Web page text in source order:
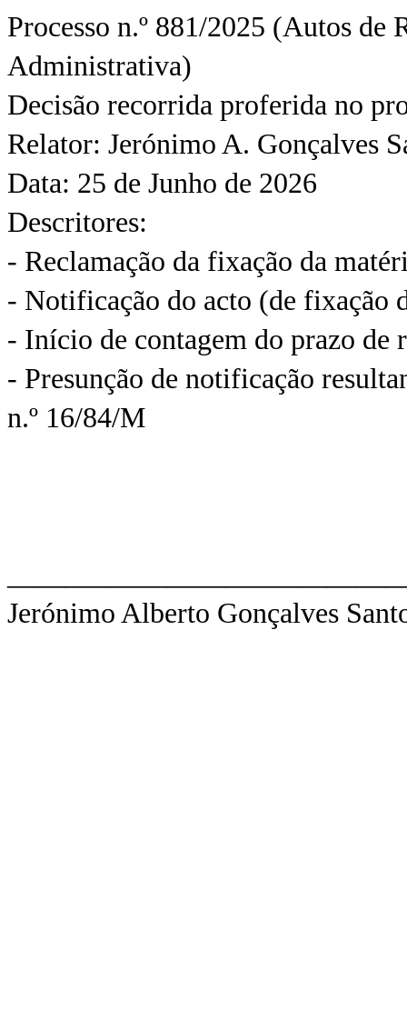
Processo n.º 881/2025 (Autos
Administrativa)
Decisão recorrida proferida no
Relator: Jerónimo A. Gonçalves
Data: 25 de Junho de 2026
Descritores:
- Reclamação da fixação da
- Notificação do acto (de fixação
- Início de contagem do prazo de
- Presunção de notificação
n.º 16/84/M
Jerónimo Alberto Gonçalves